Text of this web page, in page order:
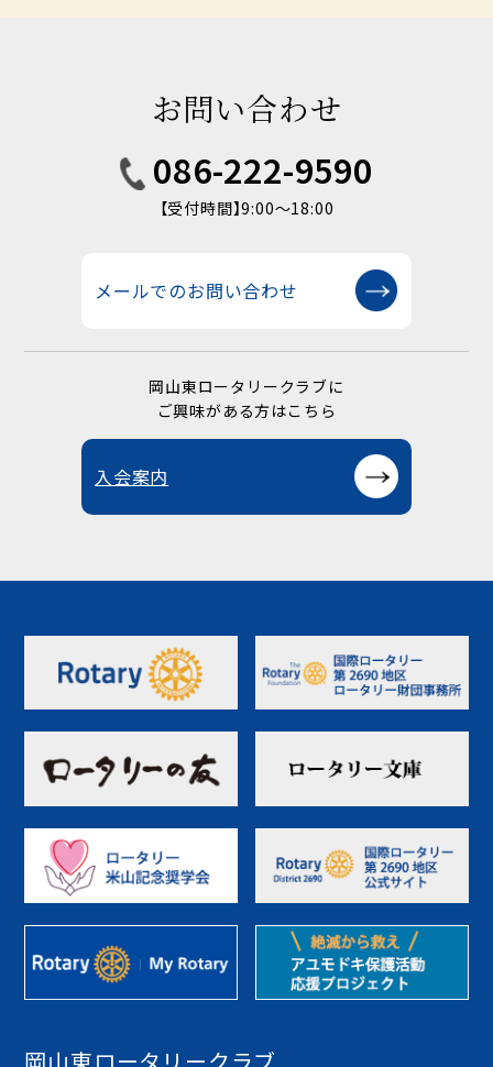
お問い合わせ
086-222-9590
【受付時間】9:00〜18:00
メールでのお問い合わせ
岡山東ロータリークラブに
ご興味がある方はこちら
入会案内
岡山東ロータリークラブ